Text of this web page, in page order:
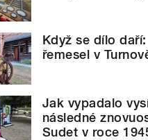
Když se dílo
řemesel v
Jak vypadalo
následné
Sudet v roce